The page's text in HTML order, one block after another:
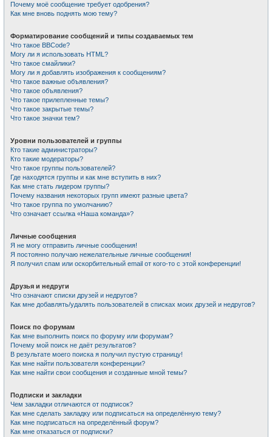
Почему моё сообщение требует одобрения?
Как мне вновь поднять мою тему?
Форматирование сообщений и типы создаваемых тем
Что такое BBCode?
Могу ли я использовать HTML?
Что такое смайлики?
Могу ли я добавлять изображения к сообщениям?
Что такое важные объявления?
Что такое объявления?
Что такое прилепленные темы?
Что такое закрытые темы?
Что такое значки тем?
Уровни пользователей и группы
Кто такие администраторы?
Кто такие модераторы?
Что такое группы пользователей?
Где находятся группы и как мне вступить в них?
Как мне стать лидером группы?
Почему названия некоторых групп имеют разные цвета?
Что такое группа по умолчанию?
Что означает ссылка «Наша команда»?
Личные сообщения
Я не могу отправить личные сообщения!
Я постоянно получаю нежелательные личные сообщения!
Я получил спам или оскорбительный email от кого-то с этой конференции!
Друзья и недруги
Что означают списки друзей и недругов?
Как мне добавлять/удалять пользователей в списках моих друзей и недругов?
Поиск по форумам
Как мне выполнить поиск по форуму или форумам?
Почему мой поиск не даёт результатов?
В результате моего поиска я получил пустую страницу!
Как мне найти пользователя конференции?
Как мне найти свои сообщения и созданные мной темы?
Подписки и закладки
Чем закладки отличаются от подписок?
Как мне сделать закладку или подписаться на определённую тему?
Как мне подписаться на определённый форум?
Как мне отказаться от подписки?